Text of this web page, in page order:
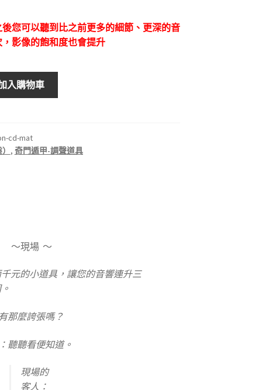
。
價
NT$2,000。
您可以聽到比之前更多的細節、更深的音
影像的飽和度也會提升
入購物車
cd-mat
, 奇門遁甲-調聲道具
～現場 ～
元的小道具，讓您的音響連升三
那麼誇張嗎？
聽聽看便知道。
現場的
客人：